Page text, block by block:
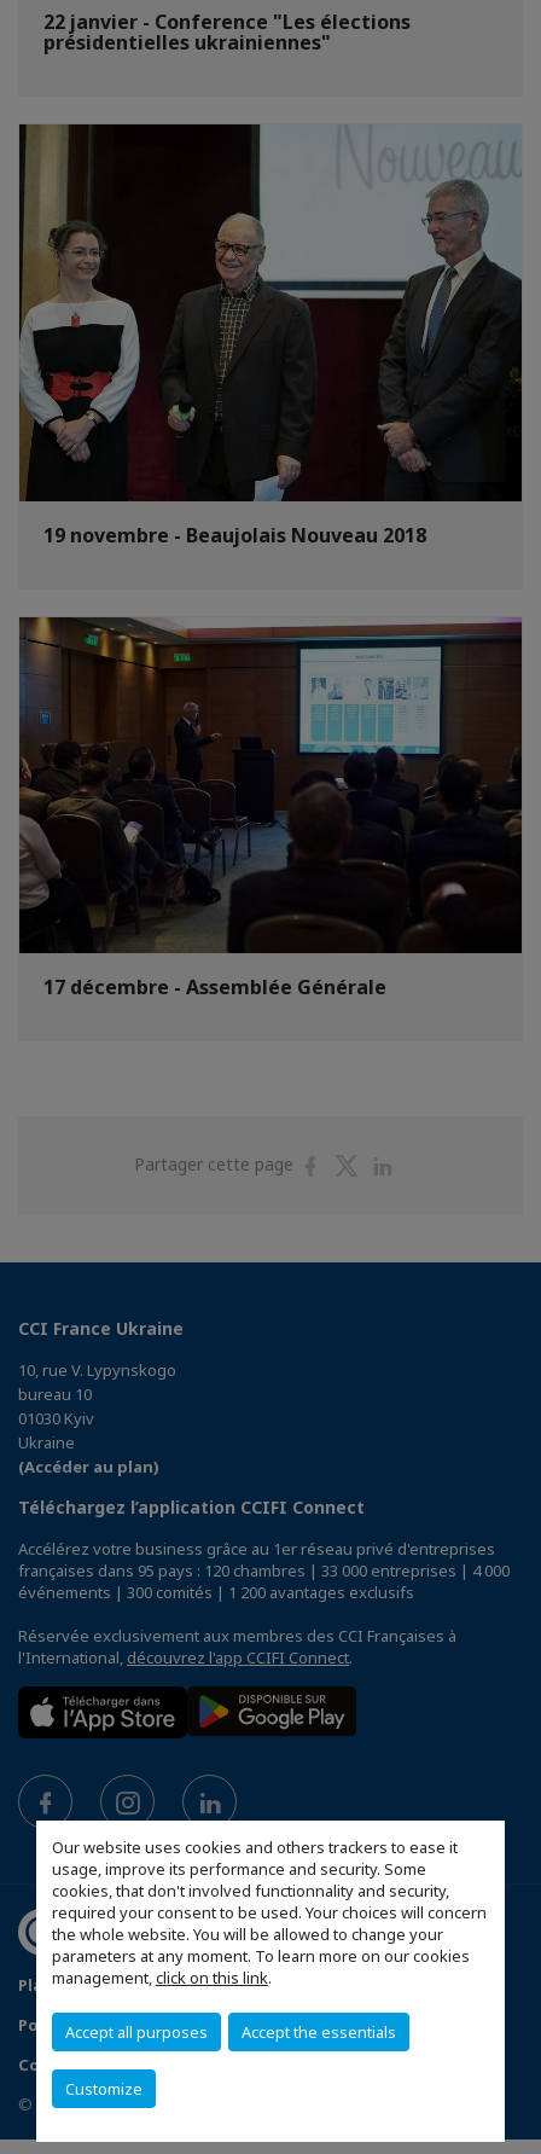
Our website uses cookies and others trackers to ease it
usage, improve its performance and security. Some
cookies, that don't involved functionnality and security,
required your consent to be used. Your choices will concern
the whole website. You will be allowed to change your
parameters at any moment. To learn more on our cookies
management,click on this link.
Accept all purposes Accept the essentials
Customize
22 janvier - Conference "Les élections
présidentielles ukrainiennes"
19 novembre - Beaujolais Nouveau 2018
17 décembre - Assemblée Générale
Partager cette page
PartagerPartager
CCI France Ukraine
10, rue V. Lypynskogo
bureau 10
01030 Kyiv
Ukraine
(Accéder au plan)
Téléchargez l’application CCIFI Connect
Accélérez votre business grâce au 1er réseau privé d'entreprises
françaises dans 95 pays : 120 chambres | 33 000 entreprises | 4 000
événements | 300 comités | 1 200 avantages exclusifs
Réservée exclusivement aux membres des CCI Françaises à
l'International, découvrez l'app CCIFI Connect.
Plan du site
Mentions légales
Politique de confidentialité
FAQ
Configurer vos préférences cookies
© 2026 CCI France Ukraine